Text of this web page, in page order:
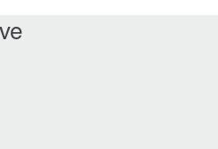
e trasmissione